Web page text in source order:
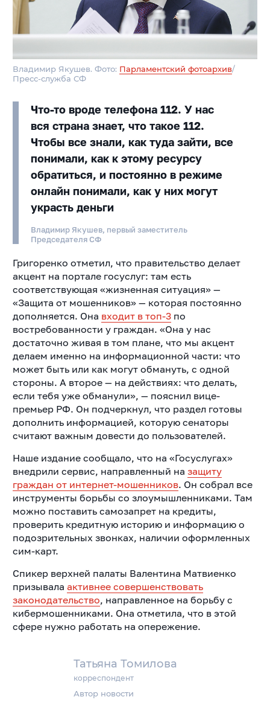
Татьяна Томилова
корреспондент
Автор новости
Владимир Якушев. Фото: Парламентский фотоархив/
Пресс-служба СФ
Что-то вроде телефона 112. У нас
вся страна знает, что такое 112.
Чтобы все знали, как туда зайти, все
понимали, как к этому ресурсу
обратиться, и постоянно в режиме
онлайн понимали, как у них могут
украсть деньги
Владимир Якушев, первый заместитель
Председателя СФ
Григоренко отметил, что правительство делает
акцент на портале госуслуг: там есть
соответствующая «жизненная ситуация» —
«Защита от мошенников» — которая постоянно
дополняется. Она входит в топ-3по
востребованности у граждан. «Она у нас
достаточно живая в том плане, что мы акцент
делаем именно на информационной части: что
может быть или как могут обмануть, с одной
стороны. А второе — на действиях: что делать,
если тебя уже обманули», — пояснил вице-
премьер РФ. Он подчеркнул, что раздел готовы
дополнить информацией, которую сенаторы
считают важным довести до пользователей.
Наше издание сообщало, что на «Госуслугах»
внедрили сервис, направленный на защиту
граждан от интернет-мошенников. Он собрал все
инструменты борьбы со злоумышленниками. Там
можно поставить самозапрет на кредиты,
проверить кредитную историю и информацию о
подозрительных звонках, наличии оформленных
сим-карт.
Спикер верхней палаты Валентина Матвиенко
призывала активнее совершенствовать
законодательство, направленное на борьбу с
кибермошенниками. Она отметила, что в этой
сфере нужно работать на опережение.